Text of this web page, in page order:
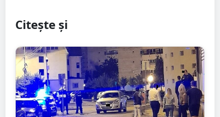
Citește și